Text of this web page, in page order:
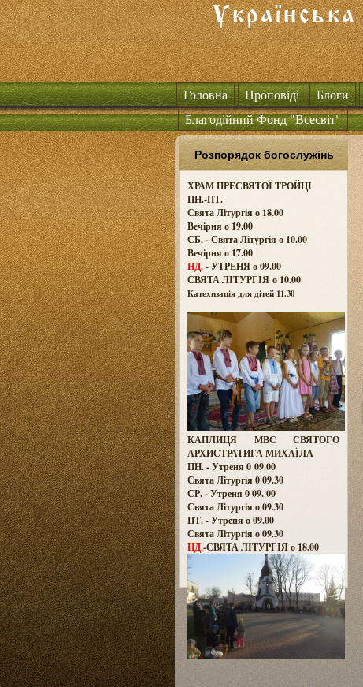
Головна Проповіді Блоги
Благодійний Фонд "Всесвіт"
Розпорядок богослужінь
ХРАМ ПРЕСВЯТОЇ ТРОЙЦІ
ПН.-ПТ.
Свята Літургія о 18.00
Вечірня о 19.00
СБ. - Свята Літургія о 10.00
Вечірня о 17.00
НД.- УТРЕНЯ о 09.00
СВЯТА ЛІТУРГІЯ о 10.00
Катехизація для дітей 11.30
КАПЛИЦЯ МВС СВЯТОГО
АРХИСТРАТИГА МИХАЇЛА
ПН. - Утреня 0 09.00
Свята Літургія 0 09.30
СР. - Утреня 0 09. 00
Свята Літургія о 09.30
ПТ. - Утреня о 09.00
Свята Літургія о 09.30
НД.-СВЯТА ЛІТУРГІЯ о 18.00